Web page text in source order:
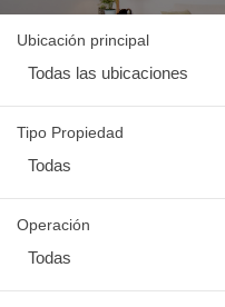
Ubicación principal
Todas las ubicaciones
Tipo Propiedad
Todas
Operación
Todas